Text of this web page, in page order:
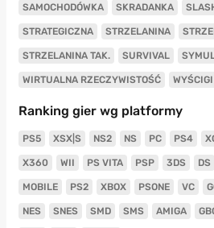
SAMOCHODÓWKA SKRADANKA
STRATEGICZNA STRZELANINA
STRZELANINA TAK. SURVIVAL
WIRTUALNA RZECZYWISTOŚĆ WYŚCIGI
Ranking gier wg platformy
PS5 XSX|S NS2 NS PC PS4
X360 WII PS VITA PSP 3DS DS
MOBILE PS2 XBOX PSONE VC
NES SNES SMD SMS AMIGA